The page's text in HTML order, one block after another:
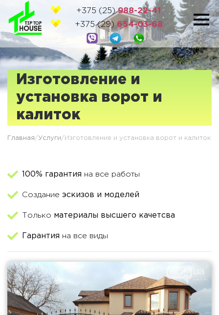
+375 (25)988-22-41
+375 (29)654-03-68
Изготовление и
установка ворот и
калиток
Главная/ Услуги/ Изготовление и установка ворот и калиток
100% гарантия на все работы
Создание эскизов и моделей
Только материалы высшего качетсва
Гарантия на все виды